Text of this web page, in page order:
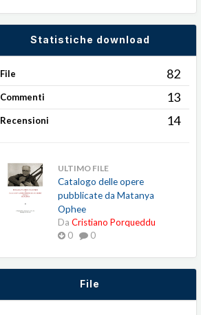
Statistiche download
File 82
Commenti 13
Recensioni 14
ULTIMO FILE
Catalogo delle opere
pubblicate da Matanya
Ophee
Da Cristiano Porqueddu
0
0
File